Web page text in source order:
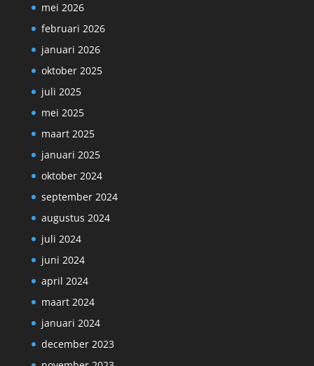
mei 2026
februari 2026
januari 2026
oktober 2025
juli 2025
mei 2025
maart 2025
januari 2025
oktober 2024
september 2024
augustus 2024
juli 2024
juni 2024
april 2024
maart 2024
januari 2024
december 2023